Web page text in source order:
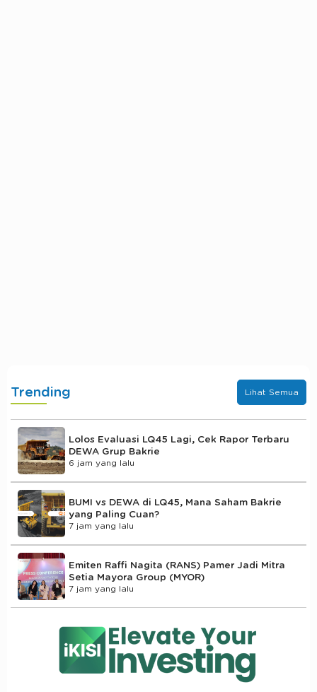
Trending Lihat Semua
Lolos Evaluasi LQ45 Lagi, Cek Rapor Terbaru
DEWA Grup Bakrie
6 jam yang lalu
BUMI vs DEWA di LQ45, Mana Saham Bakrie
yang Paling Cuan?
7 jam yang lalu
Emiten Raffi Nagita (RANS) Pamer Jadi Mitra
Setia Mayora Group (MYOR)
7 jam yang lalu